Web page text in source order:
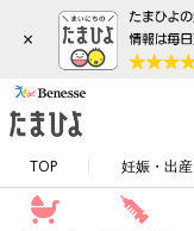
×
TOP 妊娠・出産